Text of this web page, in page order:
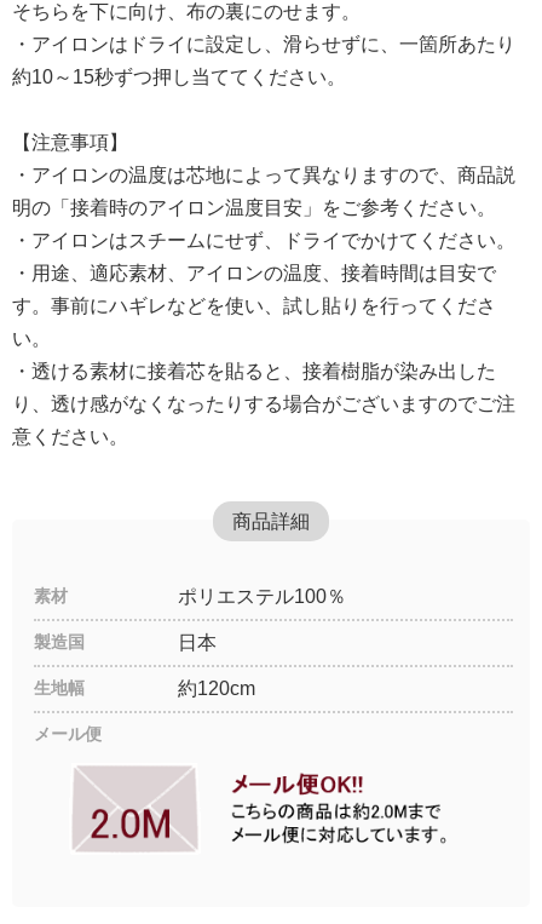
そちらを下に向け、布の裏にのせます。
・アイロンはドライに設定し、滑らせずに、一箇所あたり
約10～15秒ずつ押し当ててください。
【注意事項】
・アイロンの温度は芯地によって異なりますので、商品説
明の「接着時のアイロン温度目安」をご参考ください。
・アイロンはスチームにせず、ドライでかけてください。
・用途、適応素材、アイロンの温度、接着時間は目安で
す。事前にハギレなどを使い、試し貼りを行ってくださ
い。
・透ける素材に接着芯を貼ると、接着樹脂が染み出した
り、透け感がなくなったりする場合がございますのでご注
意ください。
商品詳細
素材 ポリエステル100％
製造国 日本
生地幅 約120cm
メール便